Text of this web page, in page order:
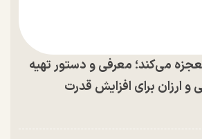
می‌کند؛ معرفی و دستور تهیه
ارزان برای افزایش قدرت